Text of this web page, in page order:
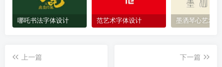
哪吒书法字体设计 范艺术字体设计 墨洒琴心艺术
上一篇
下一篇